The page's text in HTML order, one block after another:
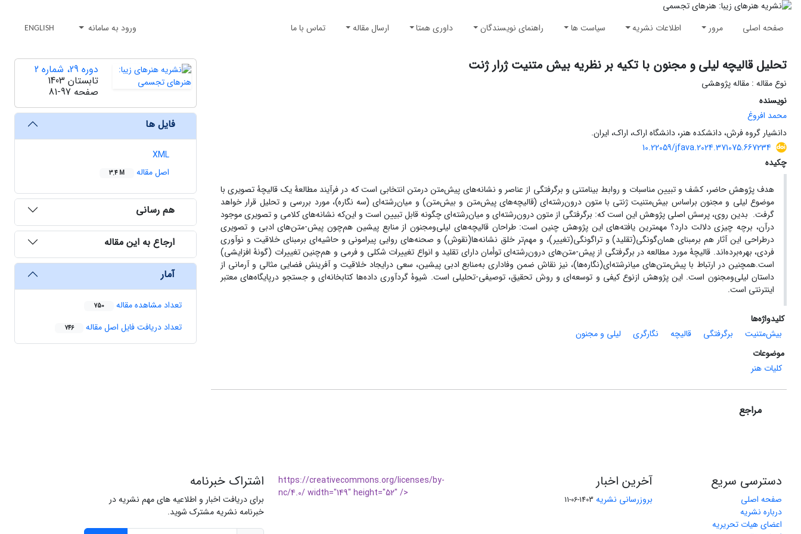
صفحه اصلی مرور اطلاعات نشریه سیاست ها راهنمای نویسندگان داوری همتا ارسال مقاله تماس با ما ورود به سامانه ENGLISH
تحلیل قالیچه لیلی و مجنون با تکیه بر نظریه بیش متنیت ژرار ژنت
نوع مقاله : مقاله پژوهشی
نویسنده
محمد افروغ
دانشیار گروه فرش، دانشکده هنر، دانشگاه اراک، اراک، ایران.
10.22059/jfava.2024.371075.667234
چکیده
هدف پژوهش حاضر، کشف و تبیین مناسبات و روابط بینامتنی و برگرفتگی از عناصر و نشانه‌های پیش‌متن‌ درمتن انتخابی است که در فرآیند مطالعۀ یک قالیچۀ تصویری با
موضوع لیلی ‌و مجنون براساس بیش‌متنیت ژنتی با متون درون‌رشته‌ای (قالیچه‌های پیش‌متن و بیش‌متن) و میان‌رشته‌ای (سه نگاره)، مورد بررسی و تحلیل قرار خواهد
گرفت. بدین روی، پرسش اصلی پژوهش این است که: برگرفتگی از متون درون‌رشته‌ای و میان‌رشته‌ای چگونه قابل تبیین است و این‌که نشانه‌های کلامی و تصویری موجود
درآن، برچه چیزی دلالت دارد؟ مهم­ترین یافته‌های این پژوهش چنین است: طراحان قالیچه‌های لیلی‌ومجنون از منابع پیشین هم‌چون پیش-متن‌های ادبی و تصویری
درطراحی این آثار هم برمبنای همان‌گونگی(تقلید) و تراگونگی(تغییر)، و مهم‌تر خلق نشانه‌ها(نقوش) و صحنه‌های روایی پیرامونی و حاشیه‌ای برمبنای خلاقیت و نوآوری
فردی، بهره‌برده‌اند. قالیچۀ مورد مطالعه در برگرفتگی از پیش-متن‌های درون‌رشته‌ای توأمان دارای تقلید و انواع تغییرات شکلی و فرمی و هم‌چنین تغییرات (گونۀ افزایشی)
است.هم­چنین در ارتباط با پیش‌متن‌های میان­رشته‌ای(نگاره‌ها)، نیز نقاش ضمن وفاداری به‌منابع ادبی پیشین، سعی درایجاد خلاقیت و آفرینش فضایی مثالی و آرمانی از
داستان لیلی‌ومجنون است. این پژوهش ازنوع کیفی و توسعه‌ای و روش تحقیق، توصیفی-تحلیلی است. شیوۀ گردآوری داده‌ها کتابخانه‌ای و جستجو درپایگاه‌های معتبر
اینترنتی است.
کلیدواژه‌ها
بیش‌متنیت
برگرفتگی قالیچه نگارگری
لیلی و مجنون
موضوعات
کلیات هنر
مراجع
دوره 29، شماره 2
تابستان 1403
صفحه 81-97
فایل ها
XML
اصل مقاله
3.4 M
هم رسانی
ارجاع به این مقاله
آمار
تعداد مشاهده مقاله 750
تعداد دریافت فایل اصل مقاله 746
دسترسی سریع
صفحه اصلی
درباره نشریه
اعضای هیات تحریریه
آخرین اخبار
بروزرسانی نشریه 1403-06-11
https://creativecommons.org/licenses/by-
nc/4.0/ width="149" height="52" />
اشتراک خبرنامه
برای دریافت اخبار و اطلاعیه های مهم نشریه در
خبرنامه نشریه مشترک شوید.